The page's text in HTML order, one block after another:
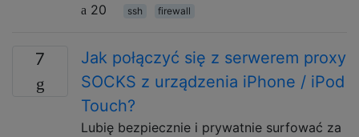
20
ssh firewall
7
Jak połączyć się z serwerem proxy
SOCKS z urządzenia iPhone / iPod
Touch?
Lubię bezpiecznie i prywatnie surfować za